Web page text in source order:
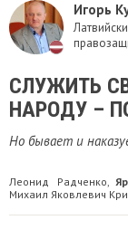
Игорь
СЛУЖИТЬ
НАРОДУ –
Но бывает и
Леонид Радченко,
Михаил Яковлевич